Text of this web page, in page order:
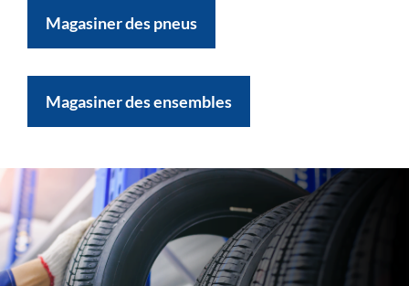
Magasiner des pneus
Magasiner des ensembles